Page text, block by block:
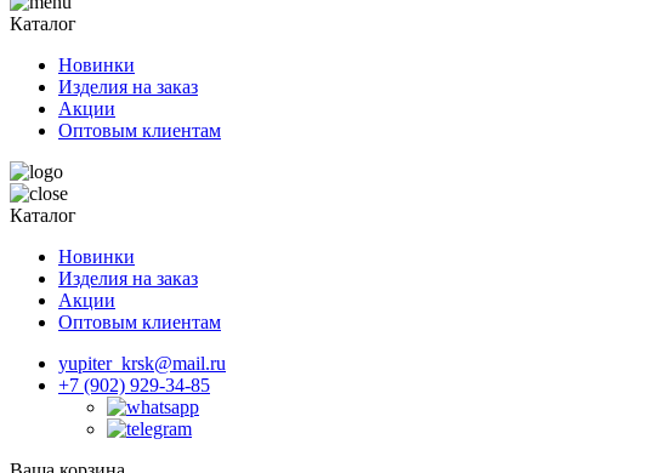
Каталог
Новинки
Изделия на заказ
Акции
Оптовым клиентам
Каталог
Новинки
Изделия на заказ
Акции
Оптовым клиентам
yupiter_krsk@mail.ru
+7 (902) 929-34-85